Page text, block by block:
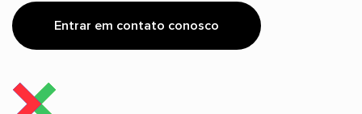
Entrar em contato conosco